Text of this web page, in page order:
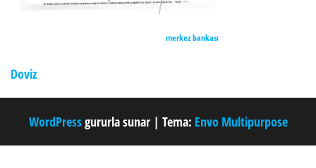
merkez bankası
Doviz
WordPressgururla sunar | Tema: Envo Multipurpose